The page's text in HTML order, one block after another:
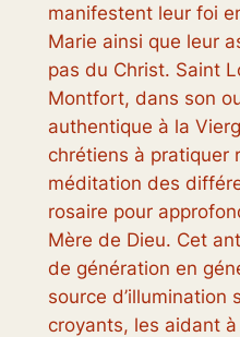
manifestent leur foi
Marie ainsi que leur
pas du Christ. Saint
Montfort, dans son
authentique à la
chrétiens à pratiquer
méditation des
rosaire pour
Mère de Dieu. Cet
de génération en
source d’illumination
croyants, les aidant